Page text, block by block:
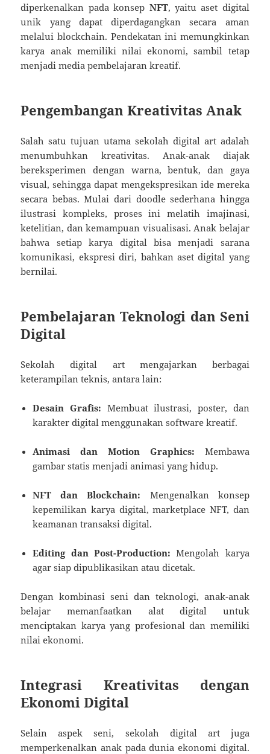
diperkenalkan pada konsep NFT, yaitu aset digital
unik yang dapat diperdagangkan secara aman
melalui blockchain. Pendekatan ini memungkinkan
karya anak memiliki nilai ekonomi, sambil tetap
menjadi media pembelajaran kreatif.
Pengembangan Kreativitas Anak
Salah satu tujuan utama sekolah digital art adalah
menumbuhkan kreativitas. Anak-anak diajak
bereksperimen dengan warna, bentuk, dan gaya
visual, sehingga dapat mengekspresikan ide mereka
secara bebas. Mulai dari doodle sederhana hingga
ilustrasi kompleks, proses ini melatih imajinasi,
ketelitian, dan kemampuan visualisasi. Anak belajar
bahwa setiap karya digital bisa menjadi sarana
komunikasi, ekspresi diri, bahkan aset digital yang
bernilai.
Pembelajaran Teknologi dan Seni
Digital
Sekolah digital art mengajarkan berbagai
keterampilan teknis, antara lain:
Desain Grafis: Membuat ilustrasi, poster, dan
karakter digital menggunakan software kreatif.
Animasi dan Motion Graphics: Membawa
gambar statis menjadi animasi yang hidup.
NFT dan Blockchain: Mengenalkan konsep
kepemilikan karya digital, marketplace NFT, dan
keamanan transaksi digital.
Editing dan Post-Production: Mengolah karya
agar siap dipublikasikan atau dicetak.
Dengan kombinasi seni dan teknologi, anak-anak
belajar memanfaatkan alat digital untuk
menciptakan karya yang profesional dan memiliki
nilai ekonomi.
Integrasi Kreativitas dengan
Ekonomi Digital
Selain aspek seni, sekolah digital art juga
memperkenalkan anak pada dunia ekonomi digital.